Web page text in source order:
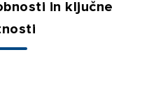
in ključne